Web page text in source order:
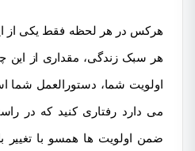
هرکس در هر لحظه فقط یکی از این
هر سبک زندگی، مقداری از این
اولویت شما، دستورالعمل شما
می دارد رفتاری کنید که در
ضمن اولویت ها همسو با تغییر